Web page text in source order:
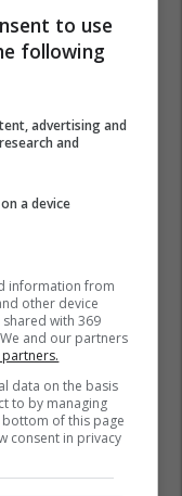
to use
following
advertising and
and
a device
information from
other device
with 369
and our partners
data on the basis
to by managing
of this page
consent in privacy